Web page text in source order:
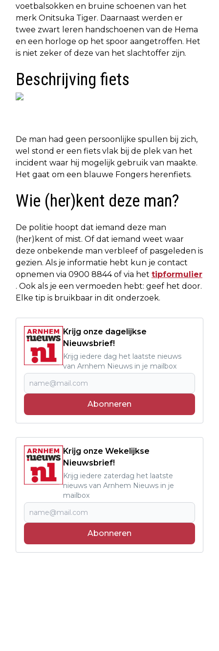
voetbalsokken en bruine schoenen van het
merk Onitsuka Tiger. Daarnaast werden er
twee zwart leren handschoenen van de Hema
en een horloge op het spoor aangetroffen. Het
is niet zeker of deze van het slachtoffer zijn.
Beschrijving fiets
De man had geen persoonlijke spullen bij zich,
wel stond er een fiets vlak bij de plek van het
incident waar hij mogelijk gebruik van maakte.
Het gaat om een blauwe Fongers herenfiets.
Wie (her)kent deze man?
De politie hoopt dat iemand deze man
(her)kent of mist. Of dat iemand weet waar
deze onbekende man verbleef of pasgeleden is
gezien. Als je informatie hebt kun je contact
opnemen via 0900 8844 of via het tipformulier
. Ook als je een vermoeden hebt: geef het door.
Elke tip is bruikbaar in dit onderzoek.
Krijg onze dagelijkse
Nieuwsbrief!
Krijg iedere dag het laatste nieuws
van Arnhem Nieuws in je mailbox
Abonneren
Krijg onze Wekelijkse
Nieuwsbrief!
Krijg iedere zaterdag het laatste
nieuws van Arnhem Nieuws in je
mailbox
Abonneren